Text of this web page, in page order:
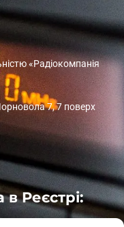
«Радіокомпанія
7, 7 поверх
в Реєстрі: